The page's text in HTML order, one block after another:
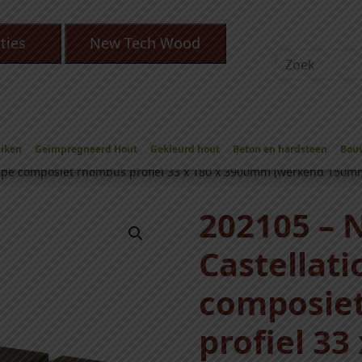
New Tech Wood
Geïmpregneerd Hout Gekleurd hout Beton en hardsteen
/NewTechWood Rhombus Ipe/NewTechWood
composiet rhombus profiel 33 x 180 x 3900mm (werkend
202105 –
profiel 33